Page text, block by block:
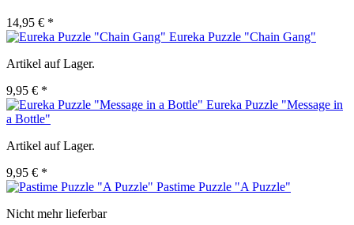
14,95 € *
Eureka Puzzle "Chain Gang"
Artikel auf Lager.
9,95 € *
Eureka Puzzle "Message in
a Bottle"
Artikel auf Lager.
9,95 € *
Pastime Puzzle "A Puzzle"
Nicht mehr lieferbar